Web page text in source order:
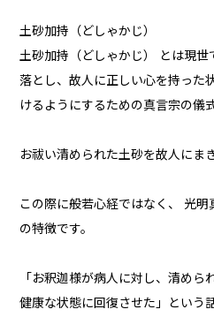
土砂加持（どしゃかじ）
土砂加持（どしゃかじ） とは現
落とし、故人に正しい心を持った
けるようにするための真言宗の儀
お祓い清められた土砂を故人にま
この際に般若心経ではなく、 光
の特徴です。
「お釈迦様が病人に対し、清め
健康な状態に回復させた」という